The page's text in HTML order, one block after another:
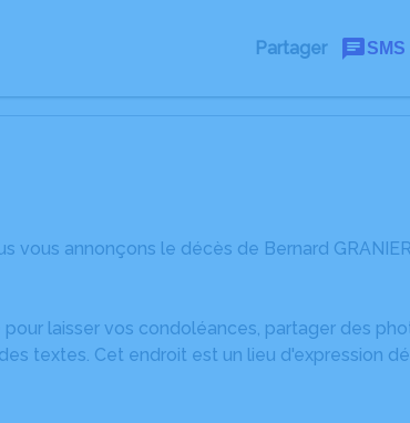
Partager SMS
vous annonçons le décès de Bernard
laisser vos condoléances, partager des
textes. Cet endroit est un lieu d'expression